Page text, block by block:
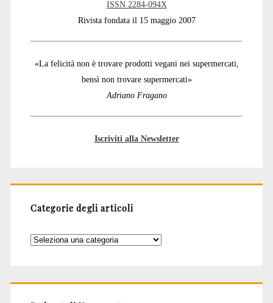
ISSN 2284-094X
Rivista fondata il 15 maggio 2007
«La felicità non è trovare prodotti vegani nei supermercati,
bensì non trovare supermercati»
Adriano Fragano
Iscriviti alla Newsletter
Categorie degli articoli
Categorie